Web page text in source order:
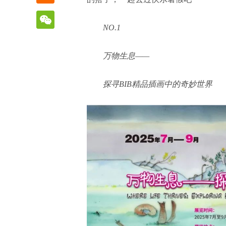
NO.1
万物生息——
探寻BIB精品插画中的奇妙世界